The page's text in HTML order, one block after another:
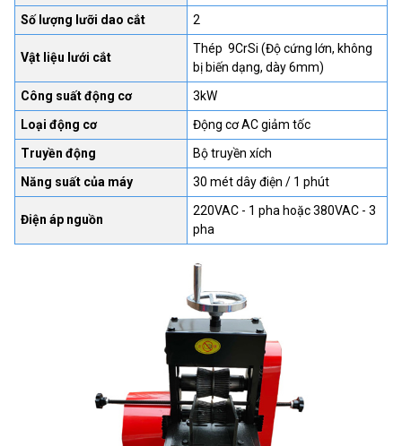
Số lượng lưỡi dao cắt
2
Vật liệu lưới cắt
Thép 9CrSi (Độ cứng lớn, không
bị biến dạng, dày 6mm)
Công suất động cơ
3kW
Loại động cơ
Động cơ AC giảm tốc
Truyền động
Bộ truyền xích
Năng suất của máy
30 mét dây điện / 1 phút
Điện áp nguồn
220VAC - 1 pha hoặc 380VAC - 3
pha